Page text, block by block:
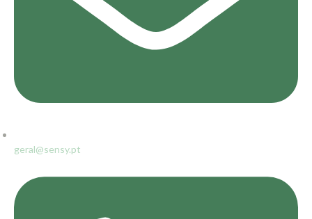
geral@sensy.pt